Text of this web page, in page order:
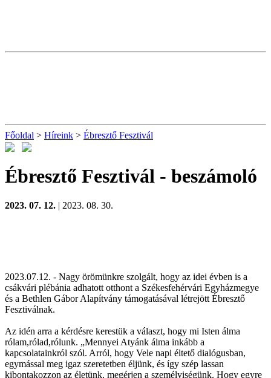
Főoldal > Híreink > Ébresztő Fesztivál
Ébresztő Fesztivál - beszámoló
2023. 07. 12. | 2023. 08. 30.
2023.07.12. - Nagy örömünkre szolgált, hogy az idei évben is a
csákvári plébánia adhatott otthont a Székesfehérvári Egyházmegye
és a Bethlen Gábor Alapítvány támogatásával létrejött Ébresztő
Fesztiválnak.
Az idén arra a kérdésre kerestük a választ, hogy mi Isten álma
rólam,rólad,rólunk. „Mennyei Atyánk álma inkább a
kapcsolatainkról szól. Arról, hogy Vele napi éltető dialógusban,
egymással meg igaz szeretetben éljünk, és így szép lassan
kibontakozzon az életünk, megérjen a személyiségünk. Hogy egyre